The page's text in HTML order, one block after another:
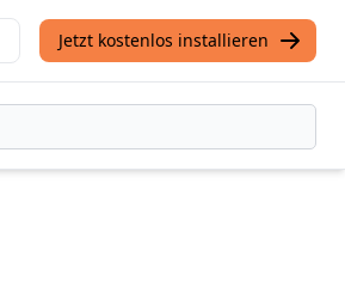
Jetzt kostenlos installieren